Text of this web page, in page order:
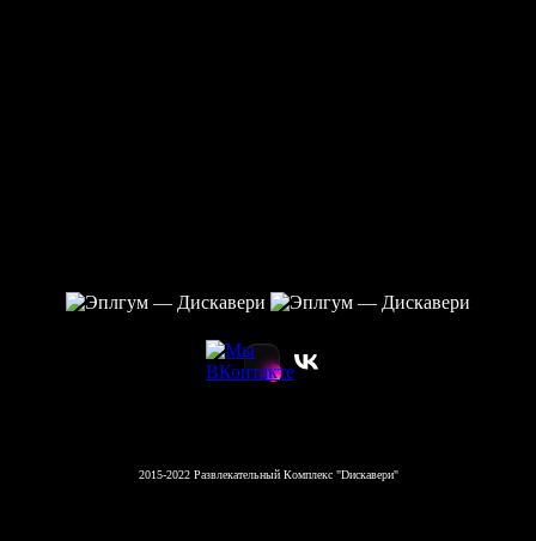
2015-2022 Развлекательный Комплекс "Dискавери"